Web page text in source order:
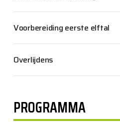
Voorbereiding eerste elftal
Overlijdens
PROGRAMMA